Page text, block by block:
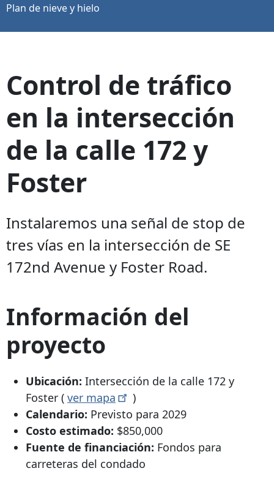
Plan de nieve y hielo
Control de tráfico
en la intersección
de la calle 172 y
Foster
Instalaremos una señal de stop de
tres vías en la intersección de SE
172nd Avenue y Foster Road.
Información del
proyecto
Ubicación: Intersección de la calle 172 y
Foster ( ver mapa
)
Calendario: Previsto para 2029
Costo estimado: $850,000
Fuente de financiación: Fondos para
carreteras del condado